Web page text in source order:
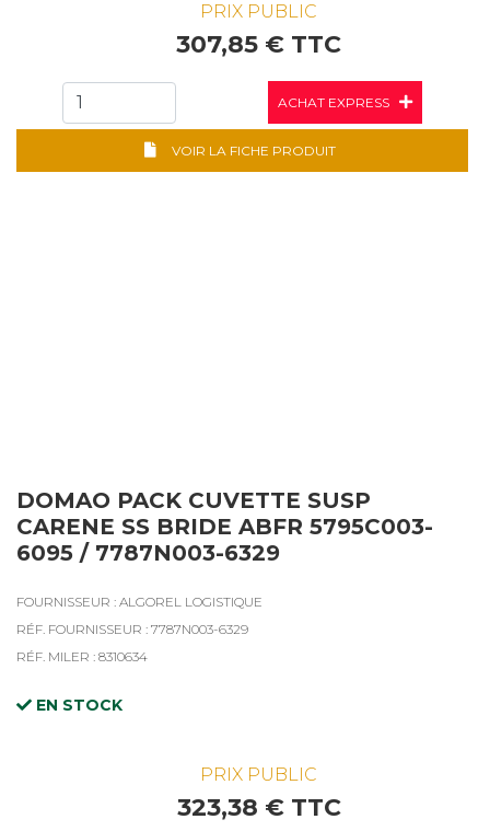
PRIX PUBLIC
307,85 € TTC
ACHAT EXPRESS
VOIR LA FICHE PRODUIT
DOMAO PACK CUVETTE SUSP
CARENE SS BRIDE ABFR 5795C003-
6095 / 7787N003-6329
FOURNISSEUR : ALGOREL LOGISTIQUE
RÉF. FOURNISSEUR : 7787N003-6329
RÉF. MILER : 8310634
EN STOCK
PRIX PUBLIC
323,38 € TTC